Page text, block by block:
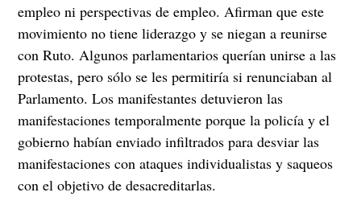
empleo ni perspectivas de empleo. Afirman que este
movimiento no tiene liderazgo y se niegan a reunirse
con Ruto. Algunos parlamentarios querían unirse a las
protestas, pero sólo se les permitiría si renunciaban al
Parlamento. Los manifestantes detuvieron las
manifestaciones temporalmente porque la policía y el
gobierno habían enviado infiltrados para desviar las
manifestaciones con ataques individualistas y saqueos
con el objetivo de desacreditarlas.